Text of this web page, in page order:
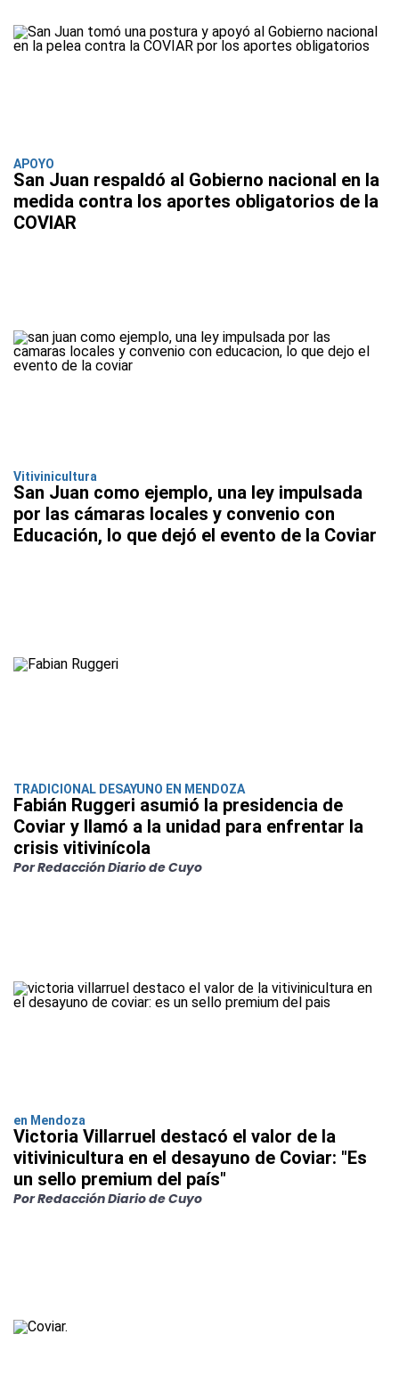
APOYO
San Juan respaldó al Gobierno nacional en la
medida contra los aportes obligatorios de la
COVIAR
Vitivinicultura
San Juan como ejemplo, una ley impulsada
por las cámaras locales y convenio con
Educación, lo que dejó el evento de la Coviar
TRADICIONAL DESAYUNO EN MENDOZA
Fabián Ruggeri asumió la presidencia de
Coviar y llamó a la unidad para enfrentar la
crisis vitivinícola
Por Redacción Diario de Cuyo
en Mendoza
Victoria Villarruel destacó el valor de la
vitivinicultura en el desayuno de Coviar: "Es
un sello premium del país"
Por Redacción Diario de Cuyo